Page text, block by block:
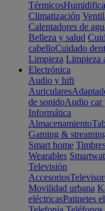
Térmicos
Climatización
Calentadores de
Belleza y salud
cabelloCuidado
Limpieza Limpieza
Electrónica
Audio y hifi
Auriculares
de sonidoAudio car
Informática
Almacenamiento
Gaming &
Smart home
Wearables
Televisión
Accesorios
Movilidad urbana
eléctricasPatinetes